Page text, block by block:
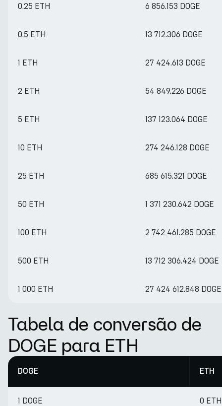
0.25 ETH 6 856.153 DOGE
0.5 ETH 13 712.306 DOGE
1 ETH 27 424.613 DOGE
2 ETH 54 849.226 DOGE
5 ETH 137 123.064 DOGE
10 ETH 274 246.128 DOGE
25 ETH 685 615.321 DOGE
50 ETH 1 371 230.642 DOGE
100 ETH 2 742 461.285 DOGE
500 ETH 13 712 306.424 DOGE
1 000 ETH 27 424 612.848 DOGE
Tabela de conversão de
DOGE para ETH
DOGE ETH
1 DOGE 0 ETH